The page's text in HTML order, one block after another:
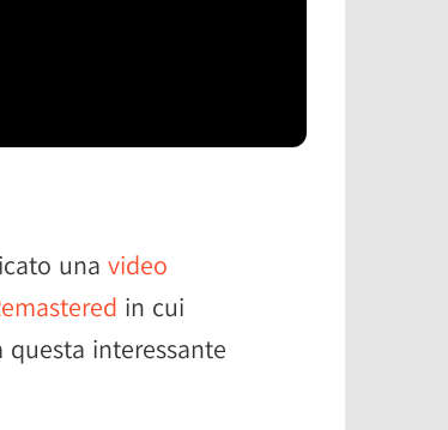
una video
in cui
interessante